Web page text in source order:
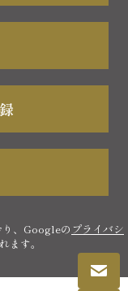
、Googleの プライバシ
ます。